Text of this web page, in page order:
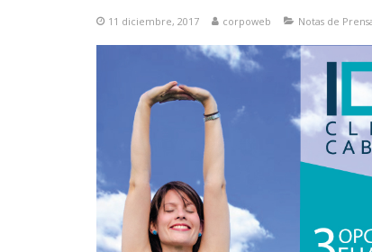
11 diciembre, 2017 corpoweb Notas de